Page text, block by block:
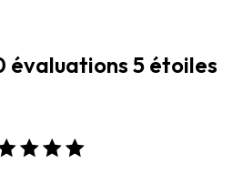
évaluations 5 étoiles